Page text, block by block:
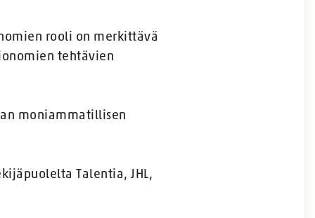
rooli on merkittävä
tehtävien
moniammatillisen
Talentia, JHL,